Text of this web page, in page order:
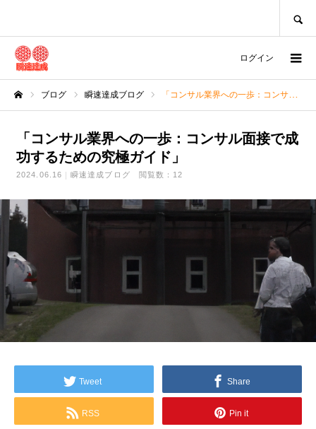
ログイン
ブログ 瞬速達成ブログ 「コンサル業界への一歩：コンサル面接で成功するための究極ガイド」
「コンサル業界への一歩：コンサル面接で成
功するための究極ガイド」
2024.06.16 瞬速達成ブログ 閲覧数：12
Tweet Share
RSS Pin it